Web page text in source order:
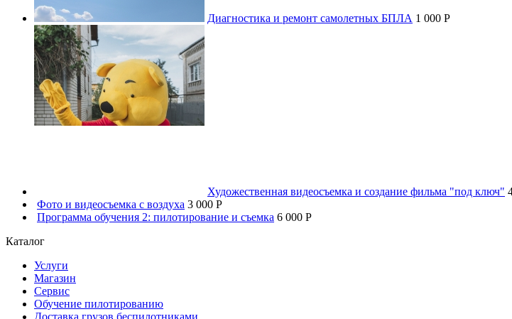
Диагностика и ремонт самолетных БПЛА 1 000 P
Художественная видеосъемка и создание фильма "под ключ"
Фото и видеосъемка с воздуха 3 000 P
Программа обучения 2: пилотирование и съемка 6 000 P
Каталог
Услуги
Магазин
Сервис
Обучение пилотированию
Доставка грузов беспилотниками